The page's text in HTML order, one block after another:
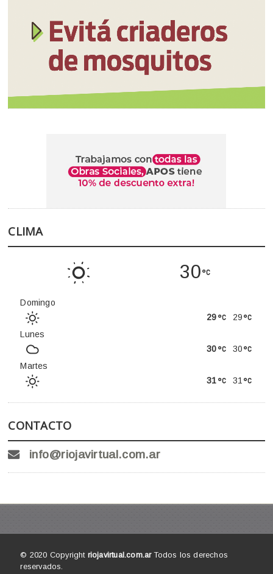
CLIMA
30
Domingo
29
29
Lunes
30
30
Martes
31
31
CONTACTO
info@riojavirtual.com.ar
© 2020 Copyright riojavirtual.com.arTodos los derechos
reservados.